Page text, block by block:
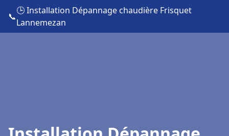
📞
🕒 Installation Dépannage chaudière Frisquet
Lannemezan